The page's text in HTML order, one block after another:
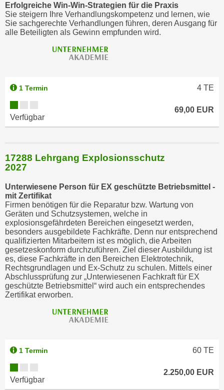
Erfolgreiche Win-Win-Strategien für die Praxis
Sie steigern Ihre Verhandlungskompetenz und lernen, wie
Sie sachgerechte Verhandlungen führen, deren Ausgang für
alle Beteiligten als Gewinn empfunden wird.
1 Termin 4 TE
Verfügbar
69,00 EUR
17288 Lehrgang Explosionsschutz
2027
Unterwiesene Person für EX geschützte Betriebsmittel -
mit Zertifikat
Firmen benötigen für die Reparatur bzw. Wartung von
Geräten und Schutzsystemen, welche in
explosionsgefährdeten Bereichen eingesetzt werden,
besonders ausgebildete Fachkräfte. Denn nur entsprechend
qualifizierten Mitarbeitern ist es möglich, die Arbeiten
gesetzeskonform durchzuführen. Ziel dieser Ausbildung ist
es, diese Fachkräfte in den Bereichen Elektrotechnik,
Rechtsgrundlagen und Ex-Schutz zu schulen. Mittels einer
Abschlussprüfung zur „Unterwiesenen Fachkraft für EX
geschützte Betriebsmittel“ wird auch ein entsprechendes
Zertifikat erworben.
1 Termin 60 TE
Verfügbar
2.250,00 EUR